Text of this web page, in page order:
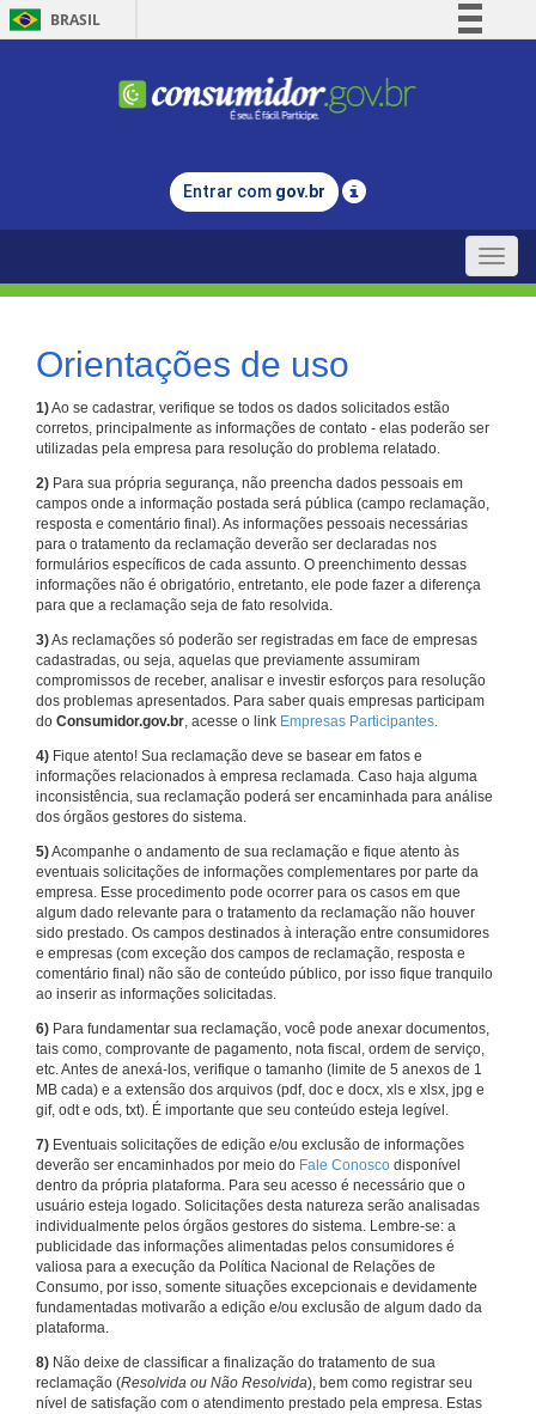
BRASIL
Comunica BR
Legislação
Entrar com gov.br
Toggle
Orientações de uso
1)Ao se cadastrar, verifique se todos os dados solicitados estão
corretos, principalmente as informações de contato - elas poderão ser
utilizadas pela empresa para resolução do problema relatado.
2) Para sua própria segurança, não preencha dados pessoais em
campos onde a informação postada será pública (campo reclamação,
resposta e comentário final). As informações pessoais necessárias
para o tratamento da reclamação deverão ser declaradas nos
formulários específicos de cada assunto. O preenchimento dessas
informações não é obrigatório, entretanto, ele pode fazer a diferença
para que a reclamação seja de fato resolvida.
3)As reclamações só poderão ser registradas em face de empresas
cadastradas, ou seja, aquelas que previamente assumiram
compromissos de receber, analisar e investir esforços para resolução
dos problemas apresentados. Para saber quais empresas participam
do Consumidor.gov.br, acesse o link Empresas Participantes.
4) Fique atento! Sua reclamação deve se basear em fatos e
informações relacionados à empresa reclamada. Caso haja alguma
inconsistência, sua reclamação poderá ser encaminhada para análise
dos órgãos gestores do sistema.
5)Acompanhe o andamento de sua reclamação e fique atento às
eventuais solicitações de informações complementares por parte da
empresa. Esse procedimento pode ocorrer para os casos em que
algum dado relevante para o tratamento da reclamação não houver
sido prestado. Os campos destinados à interação entre consumidores
e empresas (com exceção dos campos de reclamação, resposta e
comentário final) não são de conteúdo público, por isso fique tranquilo
ao inserir as informações solicitadas.
6) Para fundamentar sua reclamação, você pode anexar documentos,
tais como, comprovante de pagamento, nota fiscal, ordem de serviço,
etc. Antes de anexá-los, verifique o tamanho (limite de 5 anexos de 1
MB cada) e a extensão dos arquivos (pdf, doc e docx, xls e xlsx, jpg e
gif, odt e ods, txt). É importante que seu conteúdo esteja legível.
7) Eventuais solicitações de edição e/ou exclusão de informações
deverão ser encaminhados por meio do Fale Conosco disponível
dentro da própria plataforma. Para seu acesso é necessário que o
usuário esteja logado. Solicitações desta natureza serão analisadas
individualmente pelos órgãos gestores do sistema. Lembre-se: a
publicidade das informações alimentadas pelos consumidores é
valiosa para a execução da Política Nacional de Relações de
Consumo, por isso, somente situações excepcionais e devidamente
fundamentadas motivarão a edição e/ou exclusão de algum dado da
plataforma.
8) Não deixe de classificar a finalização do tratamento de sua
reclamação (Resolvida ou Não Resolvida), bem como registrar seu
nível de satisfação com o atendimento prestado pela empresa. Estas